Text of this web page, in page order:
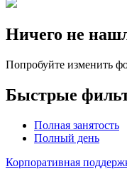
Ничего не
Попробуйте изменить
Быстрые
Полная занятость
Полный день
Корпоративная